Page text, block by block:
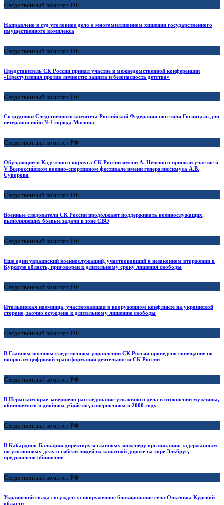
Следственный комитет РФ
Направлено в суд уголовное дело о многомиллионном хищении государственного
имущественного комплекса
Следственный комитет РФ
Представитель СК России принял участие в межведомственной конференции
«Преступления против личности: защита и безопасность детства»
Следственный комитет РФ
Сотрудники Следственного комитета Российской Федерации посетили Госпиталь для
ветеранов войн №1 города Москвы
Следственный комитет РФ
Обучающиеся Кадетского корпуса СК России имени А. Невского приняли участие в
V Всероссийском военно-спортивном фестивале имени генералиссимуса А.В.
Суворова
Следственный комитет РФ
Военные следователи СК России продолжают поддерживать военнослужащих,
выполняющих боевые задачи в зоне СВО
Следственный комитет РФ
Еще один украинский военнослужащий, участвовавший в незаконном вторжении в
Курскую область, приговорен к длительному сроку лишения свободы
Следственный комитет РФ
Итальянская наемница, участвовавшая в вооруженном конфликте на украинской
стороне, заочно осуждена к длительному лишению свободы
Следственный комитет РФ
В Главном военном следственном управлении СК России проведено совещание по
вопросам цифровой трансформации деятельности СК России
Следственный комитет РФ
В Пермском крае завершено расследование уголовного дела в отношении мужчины,
обвиняемого в двойном убийстве, совершенном в 2000 году
Следственный комитет РФ
В Кабардино-Балкарии директору и главному инженеру организации, задержанным
по уголовному делу о гибели людей на канатной дороге на горе Эльбрус,
предъявлено обвинение
Следственный комитет РФ
Украинский солдат осужден за вооруженное блокирование села Ольговка Курской
области